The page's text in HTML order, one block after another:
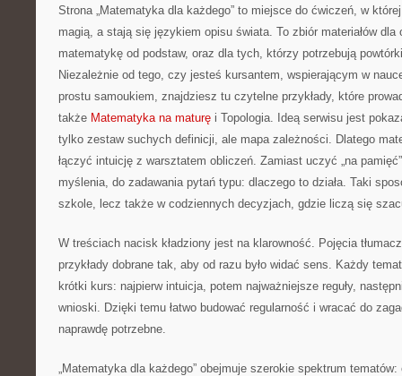
Strona „Matematyka dla każdego” to miejsce do ćwiczeń, w
magią, a stają się językiem opisu świata. To zbiór materiałów
matematykę od podstaw, oraz dla tych, którzy potrzebują
Niezależnie od tego, czy jesteś kursantem, wspierającym w
prostu samoukiem, znajdziesz tu czytelne przykłady, które
także Matematyka na maturę i Topologia. Ideą serwisu jest
tylko zestaw suchych definicji, ale mapa zależności. Dlatego
łączyć intuicję z warsztatem obliczeń. Zamiast uczyć „na
myślenia, do zadawania pytań typu: dlaczego to działa. Taki
szkole, lecz także w codziennych decyzjach, gdzie liczą się
W treściach nacisk kładziony jest na klarowność. Pojęcia
przykłady dobrane tak, aby od razu było widać sens. Każdy
krótki kurs: najpierw intuicja, potem najważniejsze reguły,
wnioski. Dzięki temu łatwo budować regularność i wracać do
naprawdę potrzebne.
„Matematyka dla każdego” obejmuje szerokie spektrum